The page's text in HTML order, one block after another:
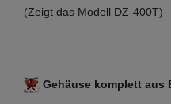
(Zeigt das Modell DZ-400T)
Gehäuse komplett aus